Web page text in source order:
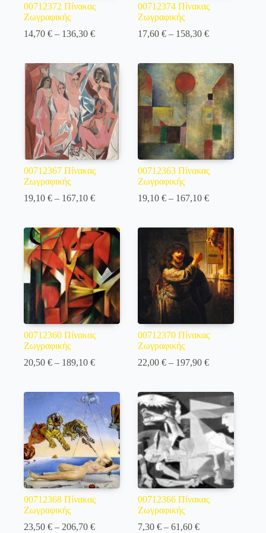
00712372 Πίνακας
Ζωγραφικής
14,70 € – 136,30 €Price
through
136,30 €
00712374 Πίνακας
Ζωγραφικής
17,60€ – 158,30€Price
through
158,30 €
00712367 Πίνακας
Ζωγραφικής
19,10 € – 167,10 €Price
through
167,10 €
00712363 Πίνακας
Ζωγραφικής
19,10€ – 167,10€Price
through
167,10 €
00712360 Πίνακας
Ζωγραφικής
20,50 € – 189,10 €Price
through
189,10 €
00712370 Πίνακας
Ζωγραφικής
22,00€ – 197,90€Price
through
197,90 €
00712368 Πίνακας
Ζωγραφικής
23,50 € – 206,70 €Price
00712366 Πίνακας
Ζωγραφικής
7,30€ – 61,60€Price